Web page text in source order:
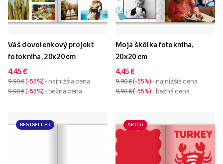
Váš dovolenkový projekt
fotokniha, 20x20 cm
4,45 €
9,90 € -55% - najnižšia cena
9,90 € -55% - bežná cena
Moja škôlka fotokniha,
20x20 cm
4,45 €
9,90 € -55% - najnižšia cena
9,90 € -55% - bežná cena
BESTSELLER AKCIA